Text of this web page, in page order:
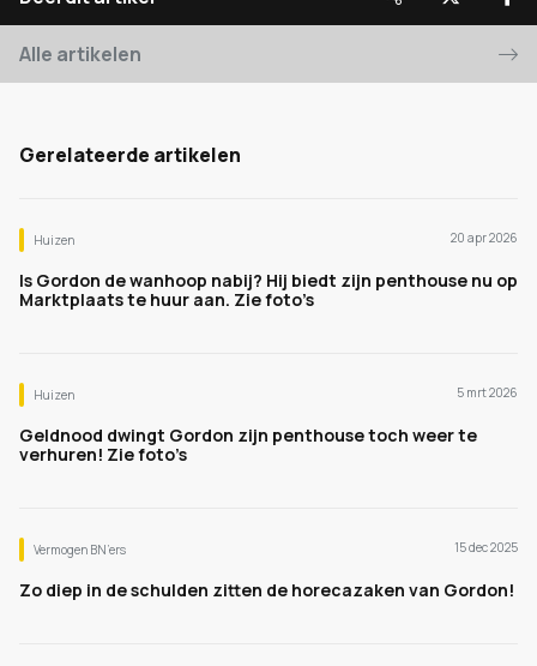
Alle artikelen
Gerelateerde artikelen
Huizen 20 apr 2026
Is Gordon de wanhoop nabij? Hij biedt zijn penthouse nu op
Marktplaats te huur aan. Zie foto’s
Huizen 5 mrt 2026
Geldnood dwingt Gordon zijn penthouse toch weer te
verhuren! Zie foto’s
Vermogen BN’ers 15 dec 2025
Zo diep in de schulden zitten de horecazaken van Gordon!